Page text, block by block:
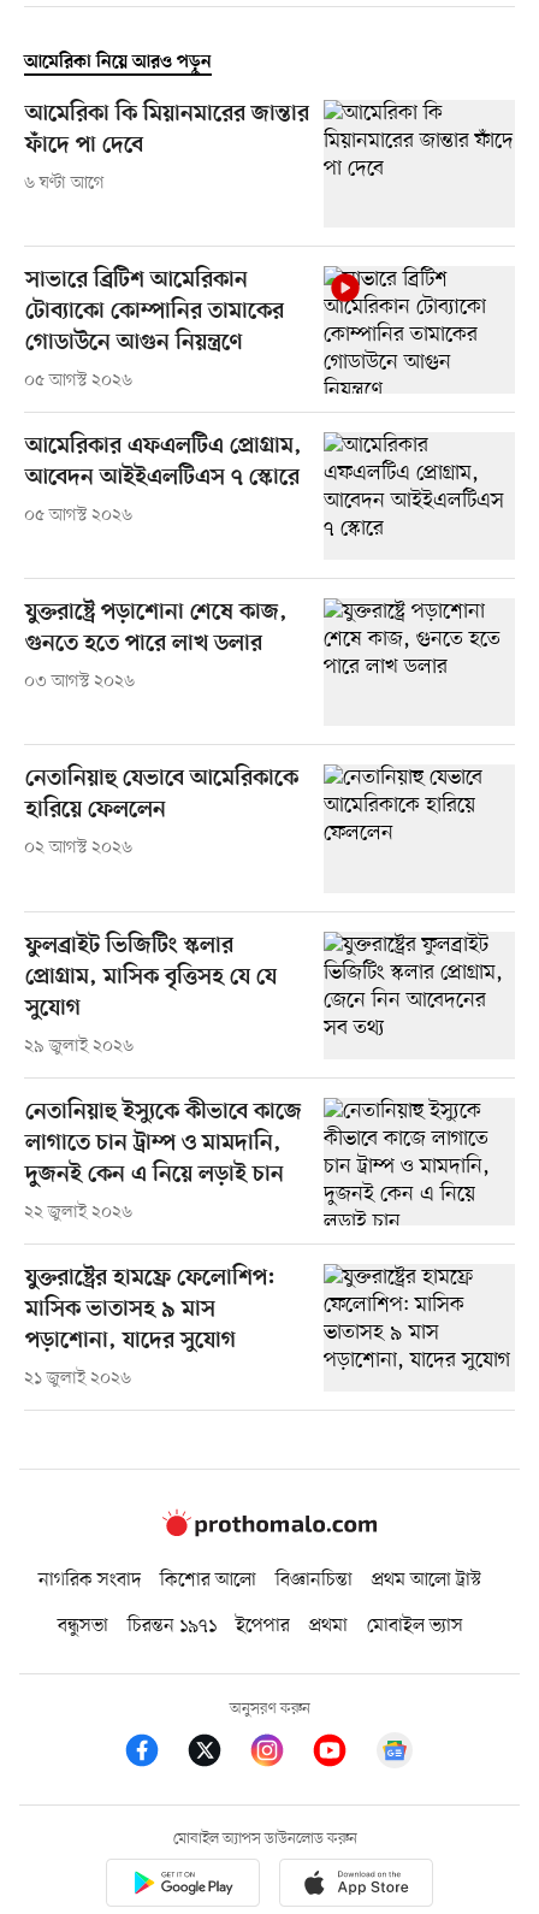
আমেরিকা নিয়ে আরও পড়ুন
আমেরিকা কি মিয়ানমারের জান্তার
ফাঁদে পা দেবে
৬ ঘণ্টা আগে
সাভারে ব্রিটিশ আমেরিকান
টোব্যাকো কোম্পানির তামাকের
গোডাউনে আগুন নিয়ন্ত্রণে
০৫ আগস্ট ২০২৬
আমেরিকার এফএলটিএ প্রোগ্রাম,
আবেদন আইইএলটিএস ৭ স্কোরে
০৫ আগস্ট ২০২৬
যুক্তরাষ্ট্রে পড়াশোনা শেষে কাজ,
গুনতে হতে পারে লাখ ডলার
০৩ আগস্ট ২০২৬
নেতানিয়াহু যেভাবে আমেরিকাকে
হারিয়ে ফেললেন
০২ আগস্ট ২০২৬
ফুলব্রাইট ভিজিটিং স্কলার
প্রোগ্রাম, মাসিক বৃত্তিসহ যে যে
সুযোগ
২৯ জুলাই ২০২৬
নেতানিয়াহু ইস্যুকে কীভাবে কাজে
লাগাতে চান ট্রাম্প ও মামদানি,
দুজনই কেন এ নিয়ে লড়াই চান
২২ জুলাই ২০২৬
যুক্তরাষ্ট্রের হামফ্রে ফেলোশিপ:
মাসিক ভাতাসহ ৯ মাস
পড়াশোনা, যাদের সুযোগ
২১ জুলাই ২০২৬
নাগরিক সংবাদ কিশোর আলো বিজ্ঞানচিন্তা
প্রথম আলো ট্রাস্ট
বন্ধুসভা
চিরন্তন ১৯৭১ ইপেপার প্রথমা মোবাইল ভ্যাস
অনুসরণ করুন
মোবাইল অ্যাপস ডাউনলোড করুন